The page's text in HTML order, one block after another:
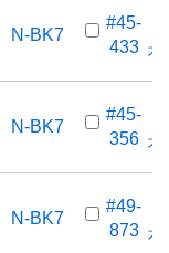
N-BK7
#45-
433 가
N-BK7
#45-
356 가
N-BK7
#49-
873 가